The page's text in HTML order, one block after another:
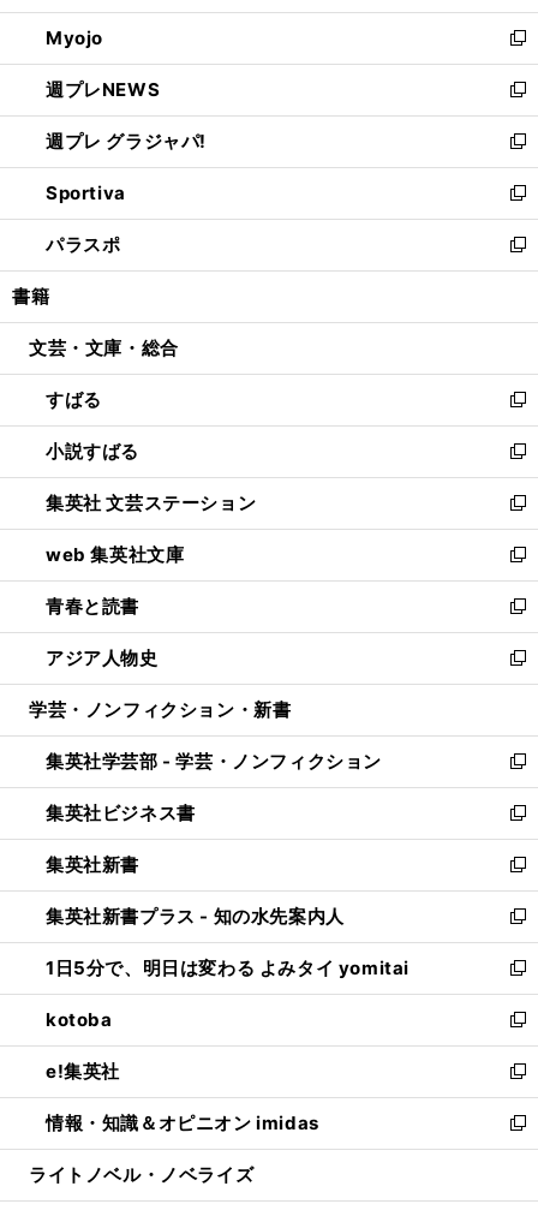
開
く
ウ
で
開
く
ン
ド
ウ
で
開
く
ウ
ィ
ン
ド
ウ
で
開
く
Myojo
新
し
い
ウ
ィ
ン
ド
ウ
で
開
週プレNEWS
新
し
い
ウ
ィ
ン
ド
ウ
開
週プレ グラジャパ!
新
し
い
ウ
ィ
ン
ウ
開
く
Sportiva
新
し
い
ウ
ン
ウ
で
開
く
パラスポ
新
し
ウ
ン
ド
ウ
で
開
く
書籍
文芸・文庫・総合
すばる
新
し
い
ウ
ィ
ン
ド
ウ
で
開
く
小説すばる
新
し
い
ウ
ィ
ン
ド
ウ
で
開
集英社 文芸ステーション
新
し
い
ウ
ィ
ン
ド
ウ
開
く
web 集英社文庫
新
し
い
ウ
ィ
ン
ウ
で
開
く
青春と読書
新
し
い
ウ
ン
ド
ウ
で
開
く
アジア人物史
新
し
ウ
ィ
ン
ド
ウ
で
開
く
学芸・ノンフィクション・新書
集英社学芸部 - 学芸・ノンフィクション
新
し
い
ウ
ィ
ン
ド
ウ
で
開
く
集英社ビジネス書
新
し
い
ウ
ィ
ン
ド
ウ
で
開
く
集英社新書
新
し
い
ウ
ィ
ン
ド
ウ
で
開
く
集英社新書プラス - 知の水先案内人
新
し
い
ウ
ィ
ン
ド
ウ
で
開
1日5分で、明日は変わる よみタイ yomitai
新
し
い
ウ
ィ
ン
ド
ウ
開
kotoba
新
し
い
ウ
ィ
ン
ウ
e!集英社
新
し
い
ウ
ン
情報・知識＆オピニオン imidas
新
し
ウ
ライトノベル・ノベライズ